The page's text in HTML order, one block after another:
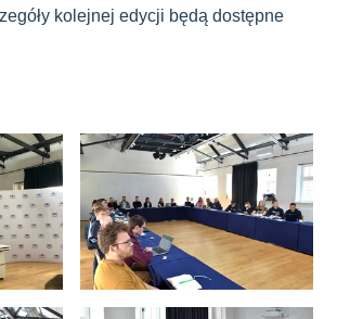
kolejnej edycji będą dostępne